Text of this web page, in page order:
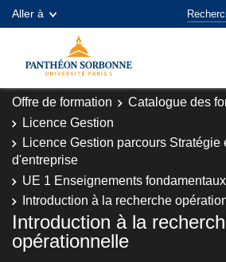
Aller à
Offre de formation Catalogue des
Licence Gestion
Licence Gestion parcours Stratégie
d'entreprise
UE 1 Enseignements fondamentaux
Introduction à la recherche
Introduction à la
opérationnelle